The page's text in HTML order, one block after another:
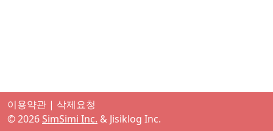
이용약관 | 삭제요청
©2026 SimSimi Inc. & Jisiklog Inc.